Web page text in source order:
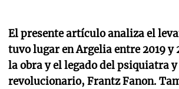
El presente artículo analiza el
tuvo lugar en Argelia entre 2019 y
la obra y el legado del psiquiatra
revolucionario, Frantz Fanon.